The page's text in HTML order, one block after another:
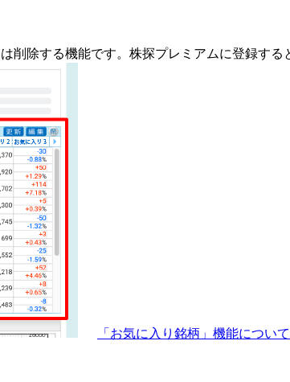
削除する機能です。 株探プレミアムに登録する
「お気に入り銘柄」機能につい